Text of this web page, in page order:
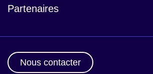
Partenaires
Nous contacter